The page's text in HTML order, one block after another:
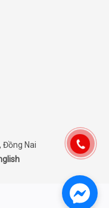
Đồng Nai